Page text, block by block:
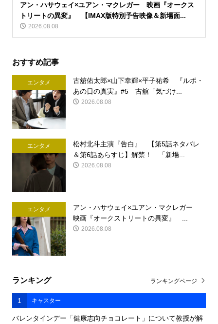
アン・ハサウェイ×ユアン・マクレガー 映画『オークス
トリートの異変』 【IMAX版特別予告映像＆新場面...
2026.08.08
おすすめ記事
エンタメ
古舘佑太郎×山下幸輝×平子祐希 『ルポ・
あの日の真実』#5 古舘「気づけ...
2026.08.08
エンタメ
松村北斗主演『告白』 【第5話ネタバレ
＆第6話あらすじ】解禁！ 「新場...
2026.08.08
エンタメ
アン・ハサウェイ×ユアン・マクレガー
映画『オークストリートの異変』 ...
2026.08.08
ランキング
1 キャスター
バレンタインデー「健康志向チョコレート」について教授が解
ランキングページ